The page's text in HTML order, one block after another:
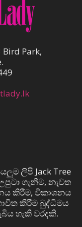
Bird Park,
ලිපි Jack Tree
ගැනීම, නැවත
කිරීම, විකාශනය
කිරීම බුද්ධිමය
හැකි වරදකි.